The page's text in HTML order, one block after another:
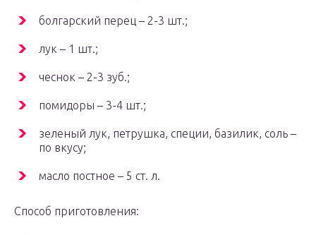
болгарский перец – 2-3 шт.;
лук – 1 шт.;
чеснок – 2-3 зуб.;
помидоры – 3-4 шт.;
зеленый лук, петрушка, специи, базилик, соль –
по вкусу;
масло постное – 5 ст. л.
Способ приготовления: